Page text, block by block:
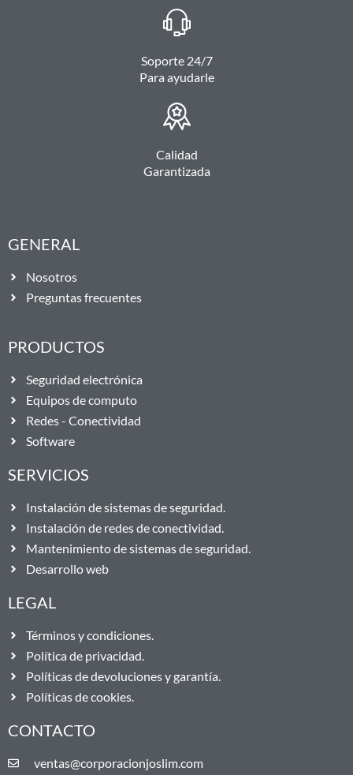
Soporte 24/7
Para ayudarle
Calidad
Garantizada
GENERAL
Nosotros
Preguntas frecuentes
PRODUCTOS
Seguridad electrónica
Equipos de computo
Redes - Conectividad
Software
SERVICIOS
Instalación de sistemas de seguridad.
Instalación de redes de conectividad.
Mantenimiento de sistemas de seguridad.
Desarrollo web
LEGAL
Términos y condiciones.
Política de privacidad.
Políticas de devoluciones y garantía.
Políticas de cookies.
CONTACTO
ventas@corporacionjoslim.com